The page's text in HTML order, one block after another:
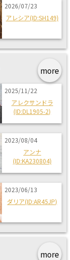
2026/07/23
アレシア(ID:SH149)
more
2025/11/22
アレクサンドラ
(ID:DL1905-2)
2023/08/04
アンナ
(ID:KA230804)
2023/06/13
ダリア(ID:AR45JP)
more